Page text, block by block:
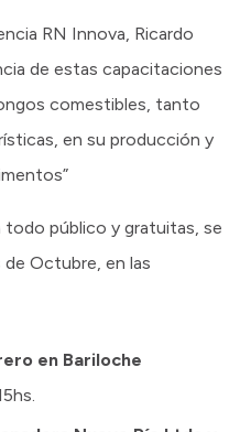
RN Innova, Ricardo
de estas capacitaciones
comestibles, tanto
en su producción y
todo público y gratuitas, se
de Octubre, en las
en Bariloche